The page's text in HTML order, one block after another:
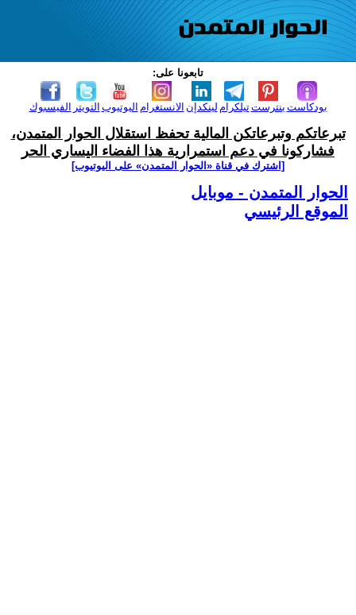
تابعونا على:
الفيسبوك التويتر اليوتيوب الانستغرام لينكدإن تيلكرامبنترست بودكاست
تبرعاتكم وتبرعاتكن المالية تحفظ استقلال الحوار المتمدن،
فشاركونا في دعم استمرارية هذا الفضاء اليساري الحر
[اشترك في قناة ‫«الحوار المتمدن» على اليوتيوب]
الحوار المتمدن - موبايل
الموقع الرئيسي